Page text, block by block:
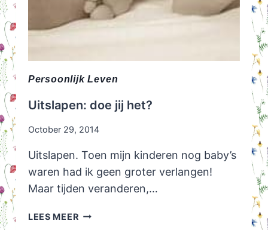
Persoonlijk Leven
Uitslapen: doe jij het?
October 29, 2014
Uitslapen. Toen mijn kinderen nog baby’s
waren had ik geen groter verlangen!
Maar tijden veranderen,…
LEES MEERUITSLAPEN: